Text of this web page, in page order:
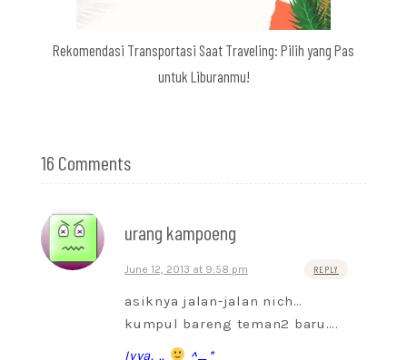
Rekomendasi Transportasi Saat Traveling: Pilih yang Pas
untuk Liburanmu!
16 Comments
urang kampoeng
June 12, 2013 at 9:58 pm REPLY
asiknya jalan-jalan nich…
kumpul bareng teman2 baru….
Iyya. ..
^_*